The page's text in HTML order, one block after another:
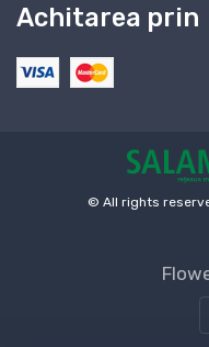
Achitarea prin
© All rights